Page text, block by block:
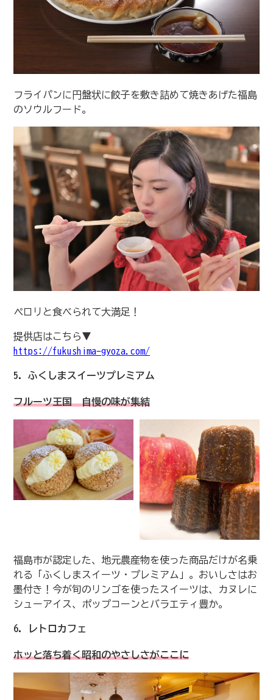
フライパンに円盤状に餃子を敷き詰めて焼きあげた福島
のソウルフード。
ペロリと食べられて大満足！
提供店はこちら▼
https://fukushima-gyoza.com/
5. ふくしまスイーツプレミアム
フルーツ王国 自慢の味が集結
福島市が認定した、地元農産物を使った商品だけが名乗
れる「ふくしまスイーツ・プレミアム」。おいしさはお
墨付き！今が旬のリンゴを使ったスイーツは、カヌレに
シューアイス、ポップコーンとバラエティ豊か。
6. レトロカフェ
ホッと落ち着く昭和のやさしさがここに